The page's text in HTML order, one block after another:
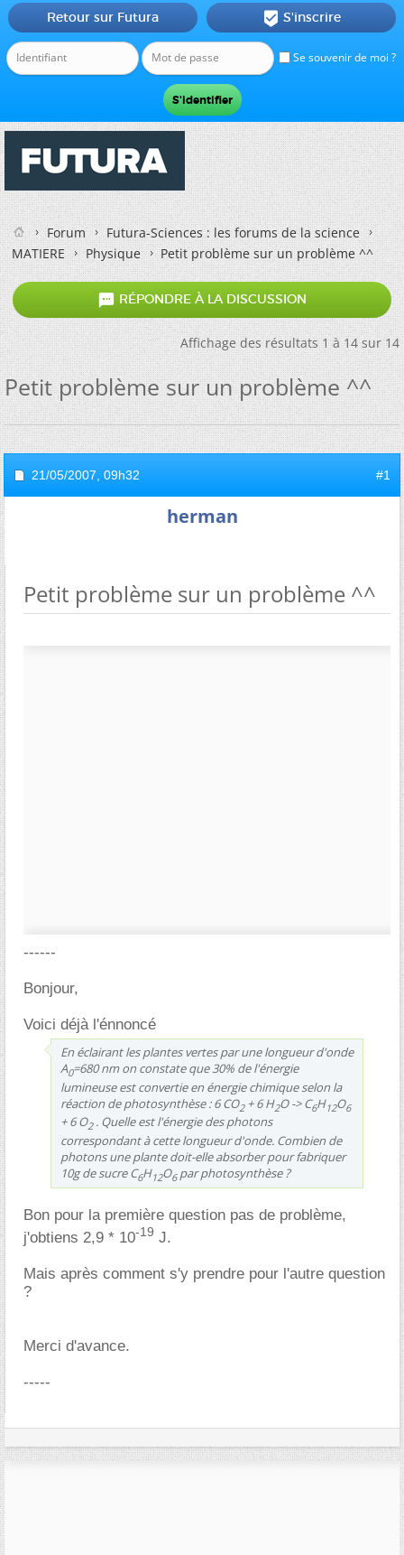
Se souvenir de moi ?
Retour sur Futura  S'inscrire
Forum
Futura-Sciences : les forums de la science
MATIERE
Physique Petit problème sur un problème ^^
 RÉPONDRE À LA DISCUSSION
Affichage des résultats 1 à 14 sur 14
Petit problème sur un problème ^^
21/05/2007, 09h32 #1
herman
Petit problème sur un problème ^^
------
Bonjour,
Voici déjà l'énnoncé
En éclairant les plantes vertes par une longueur d'onde
A0=680 nm on constate que 30% de l'énergie
lumineuse est convertie en énergie chimique selon la
réaction de photosynthèse : 6 CO2+ 6 H2O -> C6H 12O6
+ 6 O2. Quelle est l'énergie des photons
correspondant à cette longueur d'onde. Combien de
photons une plante doit-elle absorber pour fabriquer
10g de sucre C6H 12O6par photosynthèse ?
Bon pour la première question pas de problème,
j'obtiens 2,9 * 10-19 J.
Mais après comment s'y prendre pour l'autre question
?
Merci d'avance.
-----